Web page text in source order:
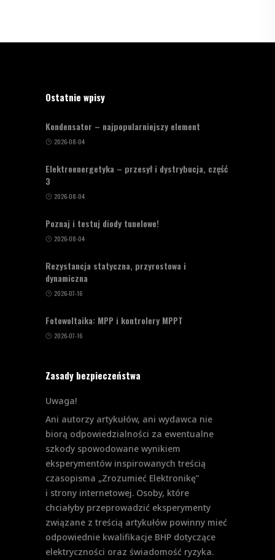
Ostatnie wpisy
Kondensator – najpopularniejszy element
2026-08-04
Elektroenergetyka – przesył i dystrybucja, część
3
2026-08-04
Poznaj i testuj diody tunelowe!
2026-08-04
Rezystancja statyczna, przyrostowa i
dynamiczna
2026-07-16
Fotowoltaika: MPP i kontrolery MPPT
2026-07-16
Zasady bezpieczeństwa
Uwaga!
Ani autorzy artykułów, ani wydawca nie
biorą odpowiedzialności za ewentualne
szkody spowodowane wynikiem
eksperymentów inspirowanych treścią
czasopisma „Zrozumieć Elektronikę”
i strony internetowej. Osoby, które
chciałyby przeprowadzić eksperymenty
związane z treścią artykułów powinny mieć
odpowiednie kwalifikacje BHP dotyczące
elektryczności oraz świadomość ryzyka.